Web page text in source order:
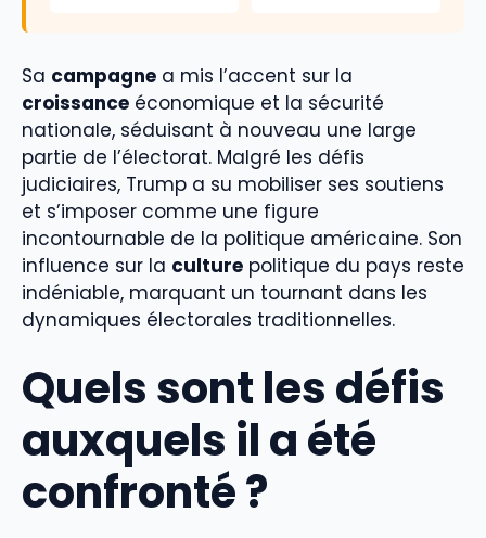
Sa campagne a mis l’accent sur la
croissance économique et la sécurité
nationale, séduisant à nouveau une large
partie de l’électorat. Malgré les défis
judiciaires, Trump a su mobiliser ses soutiens
et s’imposer comme une figure
incontournable de la politique américaine. Son
influence sur la culture politique du pays reste
indéniable, marquant un tournant dans les
dynamiques électorales traditionnelles.
Quels sont les défis
auxquels il a été
confronté ?